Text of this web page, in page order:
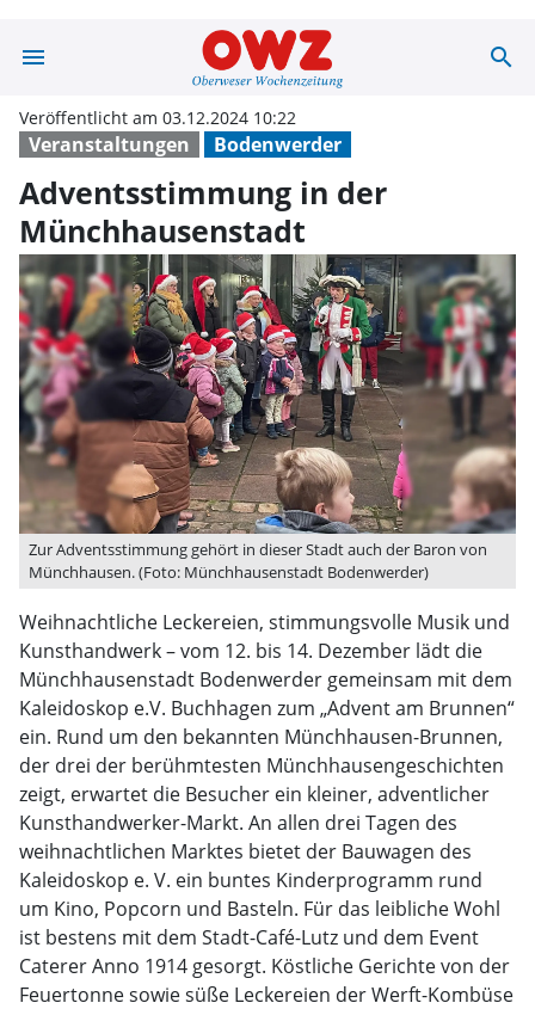
menu search
Veranstaltungen Bodenwerder
Veröffentlicht am 03.12.2024 10:22
Adventsstimmung in der
Münchhausenstadt
Zur Adventsstimmung gehört in dieser Stadt auch der Baron von
Münchhausen. (Foto: Münchhausenstadt Bodenwerder)
Weihnachtliche Leckereien, stimmungsvolle Musik und
Kunsthandwerk – vom 12. bis 14. Dezember lädt die
Münchhausenstadt Bodenwerder gemeinsam mit dem
Kaleidoskop e.V. Buchhagen zum „Advent am Brunnen“
ein. Rund um den bekannten Münchhausen-Brunnen,
der drei der berühmtesten Münchhausengeschichten
zeigt, erwartet die Besucher ein kleiner, adventlicher
Kunsthandwerker-Markt. An allen drei Tagen des
weihnachtlichen Marktes bietet der Bauwagen des
Kaleidoskop e. V. ein buntes Kinderprogramm rund
um Kino, Popcorn und Basteln. Für das leibliche Wohl
ist bestens mit dem Stadt-Café-Lutz und dem Event
Caterer Anno 1914 gesorgt. Köstliche Gerichte von der
Feuertonne sowie süße Leckereien der Werft-Kombüse